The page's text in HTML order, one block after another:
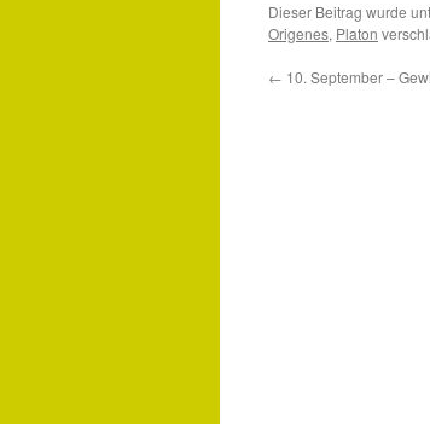
Dieser Beitrag wurde
Origenes, Platon
← 10. September –